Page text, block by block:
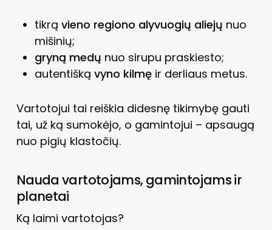
tikrą vieno regiono alyvuogių aliejų nuo
mišinių;
gryną medų nuo sirupu praskiesto;
autentišką vyno kilmęir derliaus metus.
Vartotojui tai reiškia didesnę tikimybę gauti
tai, už ką sumokėjo, o gamintojui – apsaugą
nuo pigių klastočių.
Nauda vartotojams, gamintojams ir
planetai
Ką laimi vartotojas?